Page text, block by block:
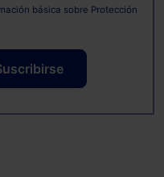
básica sobre Protección